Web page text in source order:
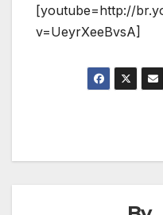
[youtube=http://
v=UeyrXeeBvsA]
de